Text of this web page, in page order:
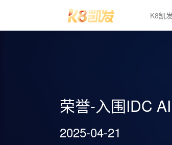
K8凯
荣誉-入围IDC
2025-04-21